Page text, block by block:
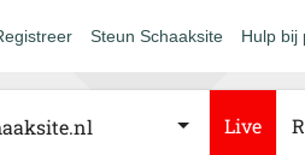
Steun Schaaksite Hulp bij
Live